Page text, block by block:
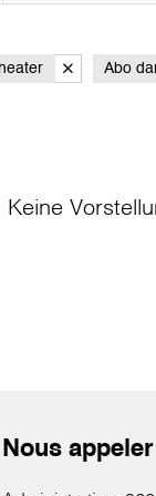
Abo
Keine
Nous appeler